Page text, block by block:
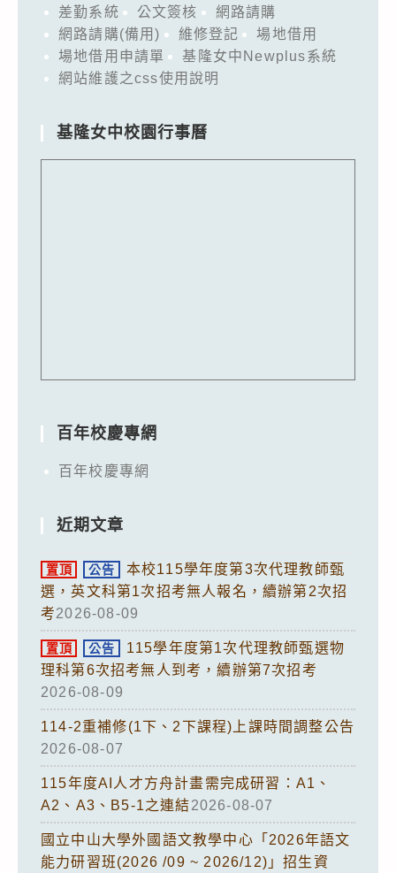
差勤系統 公文簽核
網路請購
網路請購(備用)
維修登記
場地借用
場地借用申請單
基隆女中Newplus系統
網站維護之css使用說明
基隆女中校園行事曆
百年校慶專網
百年校慶專網
近期文章
置頂 公告
本校115學年度第3次代理教師甄
選，英文科第1次招考無人報名，續辦第2次招
考2026-08-09
置頂 公告
115學年度第1次代理教師甄選物
理科第6次招考無人到考，續辦第7次招考
2026-08-09
114-2重補修(1下、2下課程)上課時間調整公告
2026-08-07
115年度AI人才方舟計畫需完成研習：A1、
A2、A3、B5-1之連結2026-08-07
國立中山大學外國語文教學中心「2026年語文
能力研習班(2026 /09 ~ 2026/12)」招生資